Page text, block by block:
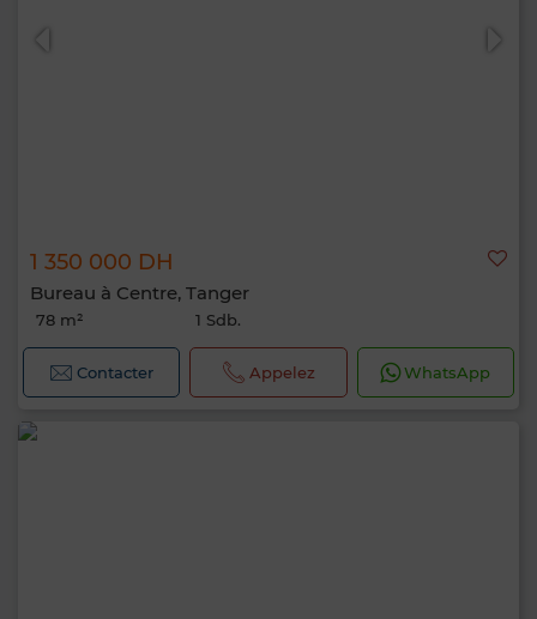
1 350 000 DH
Bureau à Centre, Tanger
78 m² 1 Sdb.
Contacter Appelez WhatsApp